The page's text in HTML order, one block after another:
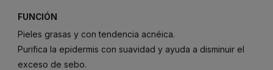
FUNCIÓN
Pieles grasas y con tendencia acnéica.
Purifica la epidermis con suavidad y ayuda a disminuir el
exceso de sebo.